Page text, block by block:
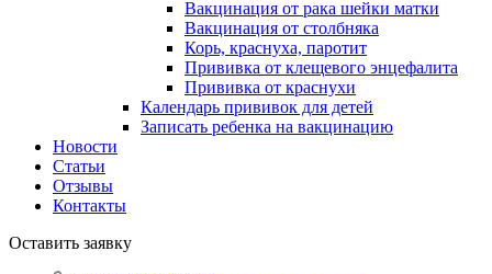
Вакцинация от рака шейки матки
Вакцинация от столбняка
Корь, краснуха, паротит
Прививка от клещевого энцефалита
Прививка от краснухи
Календарь прививок для детей
Записать ребенка на вакцинацию
Новости
Статьи
Отзывы
Контакты
Оставить заявку